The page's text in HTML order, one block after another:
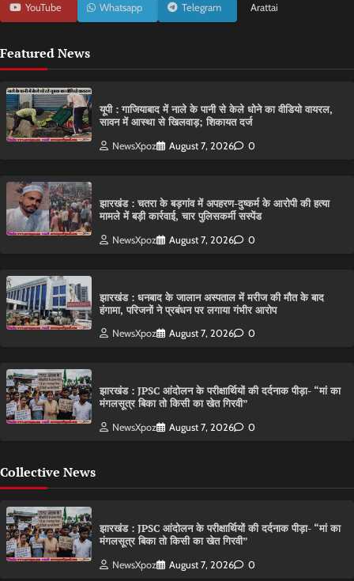
YouTube Whatsapp Telegram Arattai
Featured News
यूपी : गाजियाबाद में नाले के पानी से केले धोने का वीडियो वायरल,
सावन में आस्था से खिलवाड़; शिकायत दर्ज
NewsXpoz August 7, 2026 0
झारखंड : चतरा के बड़गांव में अपहरण-दुष्कर्म के आरोपी की हत्या
मामले में बड़ी कार्रवाई, चार पुलिसकर्मी सस्पेंड
NewsXpoz August 7, 2026 0
झारखंड : धनबाद के जालान अस्पताल में मरीज की मौत के बाद
हंगामा, परिजनों ने प्रबंधन पर लगाया गंभीर आरोप
NewsXpoz August 7, 2026 0
झारखंड : JPSC आंदोलन के परीक्षार्थियों की दर्दनाक पीड़ा- “मां का
मंगलसूत्र बिका तो किसी का खेत गिरवी”
NewsXpoz August 7, 2026 0
Collective News
झारखंड : JPSC आंदोलन के परीक्षार्थियों की दर्दनाक पीड़ा- “मां का
मंगलसूत्र बिका तो किसी का खेत गिरवी”
NewsXpoz August 7, 2026 0